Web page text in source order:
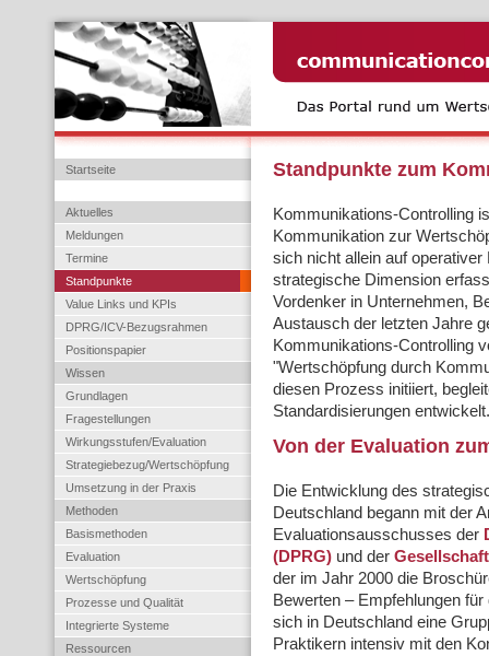
Startseite
Aktuelles
Meldungen
Termine
Standpunkte
Value Links und KPIs
DPRG/ICV-Bezugsrahmen
Positionspapier
Wissen
Grundlagen
Fragestellungen
Wirkungsstufen/Evaluation
Strategiebezug/Wertschöpfung
Umsetzung in der Praxis
Methoden
Basismethoden
Evaluation
Wertschöpfung
Prozesse und Qualität
Integrierte Systeme
Ressourcen
Standpunkte zum
Kommunikations-Controlling
Kommunikation zur
sich nicht allein auf
strategische Dimension
Vordenker in Unternehmen,
Austausch der letzten Jahre
Kommunikations-Controlling
"Wertschöpfung durch
diesen Prozess initiiert,
Standardisierungen entwickelt.
Von der Evaluation
Die Entwicklung des
Deutschland begann mit der
Evaluationsausschusses der
(DPRG) und der
der im Jahr 2000 die
Bewerten – Empfehlungen
sich in Deutschland eine
Praktikern intensiv mit den